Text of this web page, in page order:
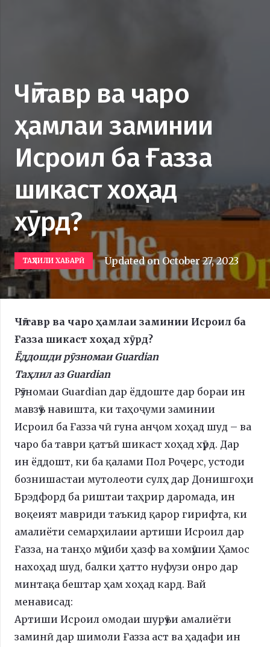
Чӣ тавр ва чаро
ҳамлаи заминии
Исроил ба Ғазза
шикаст хоҳад
хӯрд?
ТАҲЛИЛИ ХАБАРӢ Updated on October 27, 2023
Чӣ тавр ва чаро ҳамлаи заминии Исроил ба
Ғазза шикаст хоҳад хӯрд?
Ёддошди рӯзномаи Guardian
Таҳлил аз Guardian
Рӯзномаи Guardian дар ёддоште дар бораи ин
мавзӯъ навишта, ки таҳоҷуми заминии
Исроил ба Ғазза чӣ гуна анҷом хоҳад шуд – ва
чаро ба таври қатъӣ шикаст хоҳад хӯрд. Дар
ин ёддошт, ки ба қалами Пол Роҷерс, устоди
бознишастаи мутолеоти сулҳ дар Донишгоҳи
Брэдфорд ба риштаи таҳрир даромада, ин
воқеият мавриди таъкид қарор гирифта, ки
амалиёти семарҳилаии артиши Исроил дар
Ғазза, на танҳо мӯҷиби ҳазф ва хомӯшии Ҳамос
нахоҳад шуд, балки ҳатто нуфузи онро дар
минтақа бештар ҳам хоҳад кард. Вай
менависад:
Артиши Исроил омодаи шурӯъи амалиёти
заминӣ дар шимоли Ғазза аст ва ҳадафи ин